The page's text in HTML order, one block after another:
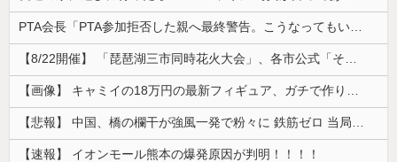
【速報】 イオンモール熊本の爆発原因が判明！！！！